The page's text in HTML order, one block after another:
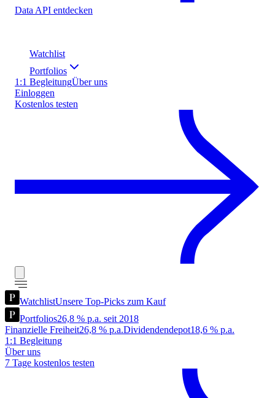
Data API entdecken
Watchlist
Portfolios
1:1 BegleitungÜber uns
Einloggen
Kostenlos testen
WatchlistUnsere Top-Picks zum Kauf
Portfolios26,8 % p.a. seit 2018
Finanzielle Freiheit26,8 % p.a.Dividendendepot18,6 % p.a.
1:1 Begleitung
Über uns
7 Tage kostenlos testen